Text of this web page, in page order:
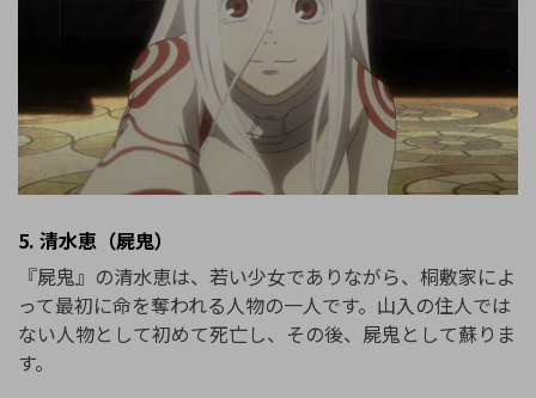
5. 清水恵（屍鬼）
『屍鬼』の清水恵は、若い少女でありながら、桐敷家によ
って最初に命を奪われる人物の一人です。山入の住人では
ない人物として初めて死亡し、その後、屍鬼として蘇りま
す。